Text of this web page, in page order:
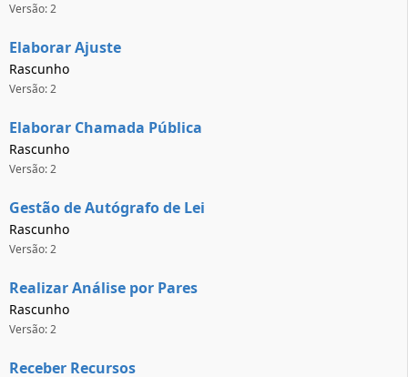
Versão: 2
Elaborar Ajuste
Rascunho
Versão: 2
Elaborar Chamada Pública
Rascunho
Versão: 2
Gestão de Autógrafo de Lei
Rascunho
Versão: 2
Realizar Análise por Pares
Rascunho
Versão: 2
Receber Recursos